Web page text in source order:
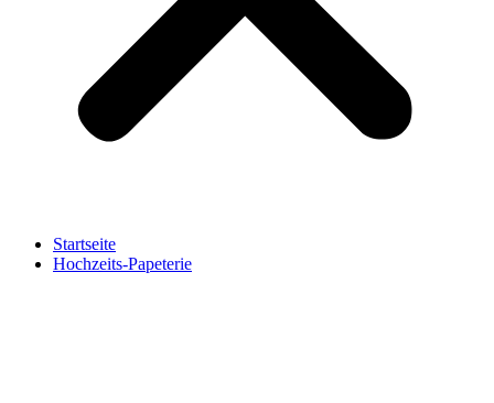
Startseite
Hochzeits-Papeterie